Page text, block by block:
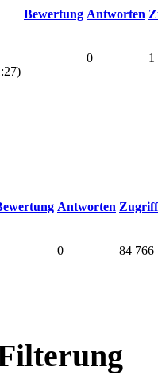
Bewertung Antworten
0 1
Antworten
0 84 766